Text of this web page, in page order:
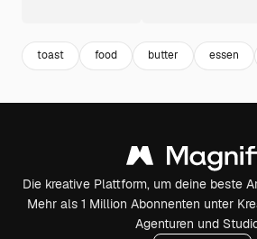
toast food butter essen
Die kreative Plattform, um deine beste
Mehr als 1 Million Abonnenten unter
Agenturen und